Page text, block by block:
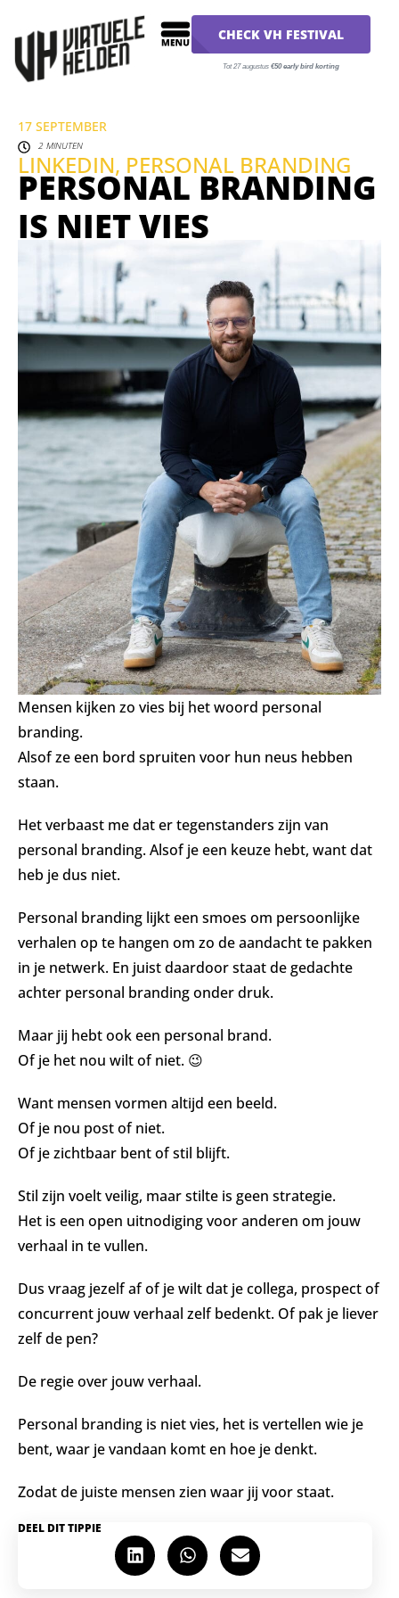
CHECK VH FESTIVAL
Tot 27 augustus€50 early bird korting
17 SEPTEMBER
2 MINUTEN
LINKEDIN, PERSONAL BRANDING
PERSONAL BRANDING
IS NIET VIES
Mensen kijken zo vies bij het woord personal
branding.
Alsof ze een bord spruiten voor hun neus hebben
staan.
Het verbaast me dat er tegenstanders zijn van
personal branding. Alsof je een keuze hebt, want dat
heb je dus niet.
Personal branding lijkt een smoes om persoonlijke
verhalen op te hangen om zo de aandacht te pakken
in je netwerk. En juist daardoor staat de gedachte
achter personal branding onder druk.
Maar jij hebt ook een personal brand.
Of je het nou wilt of niet. 😉
Want mensen vormen altijd een beeld.
Of je nou post of niet.
Of je zichtbaar bent of stil blijft.
Stil zijn voelt veilig, maar stilte is geen strategie.
Het is een open uitnodiging voor anderen om jouw
verhaal in te vullen.
Dus vraag jezelf af of je wilt dat je collega, prospect of
concurrent jouw verhaal zelf bedenkt. Of pak je liever
zelf de pen?
De regie over jouw verhaal.
Personal branding is niet vies, het is vertellen wie je
bent, waar je vandaan komt en hoe je denkt.
Zodat de juiste mensen zien waar jij voor staat.
DEEL DIT TIPPIE